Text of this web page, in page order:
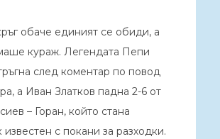
обаче единият се обиди, а
кураж. Легендата Пепи
след коментар по повод
а Иван Златков падна 2-6 от
– Горан, който стана
известен с покани за разходки.